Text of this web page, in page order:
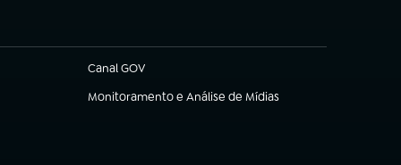
Canal GOV
(abre em nova aba)
Monitoramento e Análise de Mídias
(abre em nova aba)